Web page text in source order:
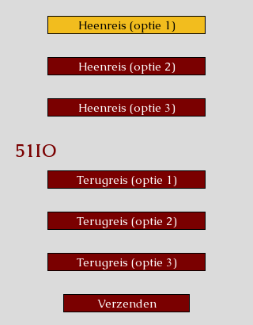
Heenreis (optie 1)
Heenreis (optie 2)
Heenreis (optie 3)
51IO
Terugreis (optie 1)
Terugreis (optie 2)
Terugreis (optie 3)
Verzenden